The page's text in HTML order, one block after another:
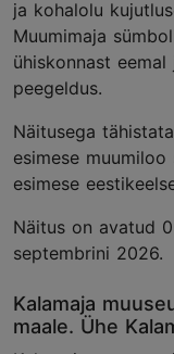
ja kohalolu
Muumimaja
ühiskonnast
peegeldus.
Näitusega
esimese
esimese
Näitus on avatud
septembrini 2026.
Kalamaja
maale. Ühe